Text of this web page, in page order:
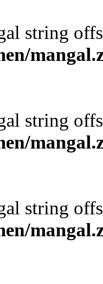
string
string
string